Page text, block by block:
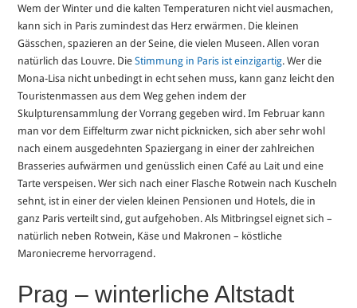
Wem der Winter und die kalten Temperaturen nicht viel ausmachen,
kann sich in Paris zumindest das Herz erwärmen. Die kleinen
Gässchen, spazieren an der Seine, die vielen Museen. Allen voran
natürlich das Louvre. DieStimmung in Paris ist einzigartig. Wer die
Mona-Lisa nicht unbedingt in echt sehen muss, kann ganz leicht den
Touristenmassen aus dem Weg gehen indem der
Skulpturensammlung der Vorrang gegeben wird. Im Februar kann
man vor dem Eiffelturm zwar nicht picknicken, sich aber sehr wohl
nach einem ausgedehnten Spaziergang in einer der zahlreichen
Brasseries aufwärmen und genüsslich einen Café au Lait und eine
Tarte verspeisen. Wer sich nach einer Flasche Rotwein nach Kuscheln
sehnt, ist in einer der vielen kleinen Pensionen und Hotels, die in
ganz Paris verteilt sind, gut aufgehoben. Als Mitbringsel eignet sich –
natürlich neben Rotwein, Käse und Makronen – köstliche
Maroniecreme hervorragend.
Prag – winterliche Altstadt